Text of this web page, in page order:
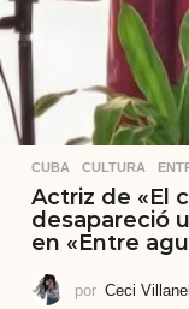
CUBA ,CULTURA ,
Actriz de «El
desapareció
en «Entre
por Ceci